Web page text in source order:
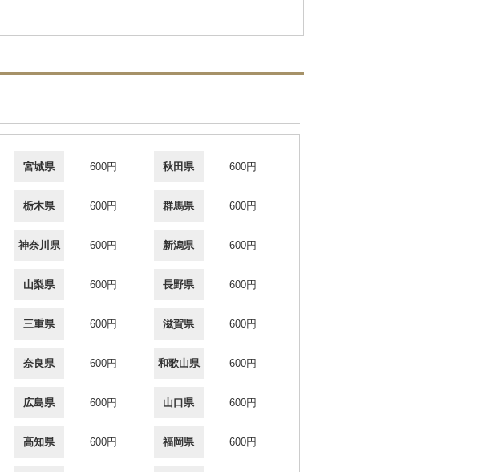
宮城県 600円 秋田県 600円
栃木県 600円 群馬県 600円
神奈川県 600円 新潟県 600円
山梨県 600円 長野県 600円
三重県 600円 滋賀県 600円
奈良県 600円 和歌山県 600円
広島県 600円 山口県 600円
高知県 600円 福岡県 600円